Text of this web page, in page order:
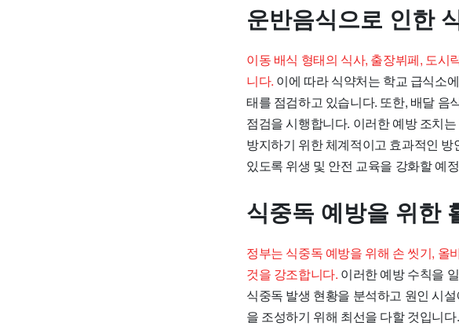
운반음식으로 인한
이동 배식 형태의 식사, 출장뷔페, 도시
니다. 이에 따라 식약처는 학교 급식소
태를 점검하고 있습니다. 또한, 배달 음
점검을 시행합니다. 이러한 예방 조치
방지하기 위한 체계적이고 효과적인
있도록 위생 및 안전 교육을 강화할 예
식중독 예방을 위한
정부는 식중독 예방을 위해 손 씻기, 올
것을 강조합니다. 이러한 예방 수칙을
식중독 발생 현황을 분석하고 원인 시
을 조성하기 위해 최선을 다할 것입니